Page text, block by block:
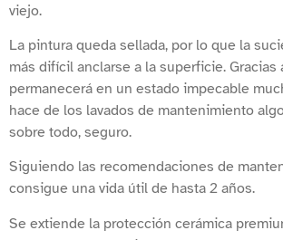
viejo.
La pintura queda sellada, por lo que la
más difícil anclarse a la superficie. Gracias
permanecerá en un estado impecable
hace de los lavados de mantenimiento
sobre todo, seguro.
Siguiendo las recomendaciones de
consigue una vida útil de hasta 2 años.
Se extiende la protección cerámica